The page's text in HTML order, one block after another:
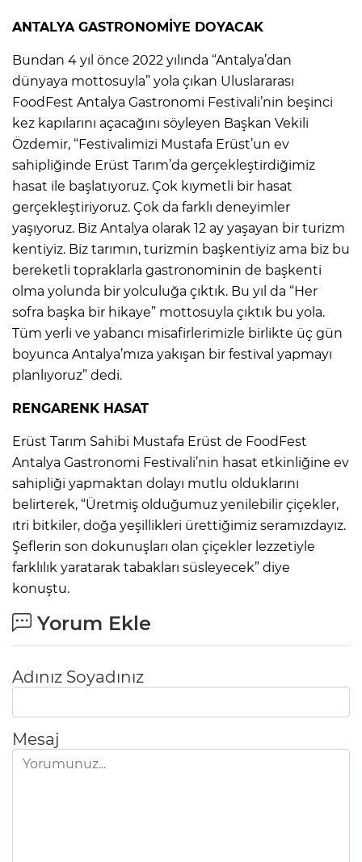
ANTALYA GASTRONOMİYE DOYACAK
Bundan 4 yıl önce 2022 yılında “Antalya’dan
dünyaya mottosuyla” yola çıkan Uluslararası
FoodFest Antalya Gastronomi Festivali’nin beşinci
kez kapılarını açacağını söyleyen Başkan Vekili
Özdemir, “Festivalimizi Mustafa Erüst’un ev
sahipliğinde Erüst Tarım’da gerçekleştirdiğimiz
hasat ile başlatıyoruz. Çok kıymetli bir hasat
gerçekleştiriyoruz. Çok da farklı deneyimler
yaşıyoruz. Biz Antalya olarak 12 ay yaşayan bir turizm
kentiyiz. Biz tarımın, turizmin başkentiyiz ama biz bu
bereketli topraklarla gastronominin de başkenti
olma yolunda bir yolculuğa çıktık. Bu yıl da “Her
sofra başka bir hikaye” mottosuyla çıktık bu yola.
Tüm yerli ve yabancı misafirlerimizle birlikte üç gün
boyunca Antalya’mıza yakışan bir festival yapmayı
planlıyoruz” dedi.
RENGARENK HASAT
Erüst Tarım Sahibi Mustafa Erüst de FoodFest
Antalya Gastronomi Festivali’nin hasat etkinliğine ev
sahipliği yapmaktan dolayı mutlu olduklarını
belirterek, “Üretmiş olduğumuz yenilebilir çiçekler,
ıtri bitkiler, doğa yeşillikleri ürettiğimiz seramızdayız.
Şeflerin son dokunuşları olan çiçekler lezzetiyle
farklılık yaratarak tabakları süsleyecek” diye
konuştu.
Yorum Ekle
Adınız Soyadınız
Mesaj